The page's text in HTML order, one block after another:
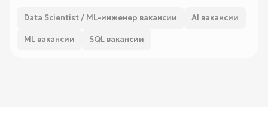
Data Scientist / ML-инженер вакансии AI вакансии
ML вакансии SQL вакансии